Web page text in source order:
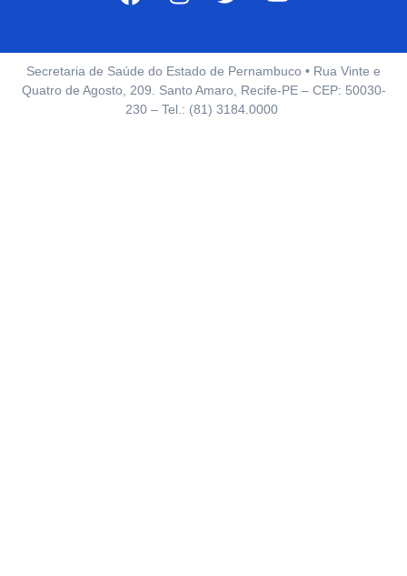
Secretaria de Saúde do Estado de Pernambuco • Rua Vinte e
Quatro de Agosto, 209. Santo Amaro, Recife-PE – CEP: 50030-
230 – Tel.: (81) 3184.0000